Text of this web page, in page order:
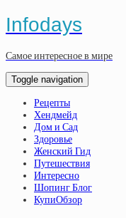
Infodays
Самое интересное в мире
Toggle navigation
Рецепты
Хендмейд
Дом и Сад
Здоровье
Женский Гид
Путешествия
Интересно
Шопинг Блог
КупиОбзор